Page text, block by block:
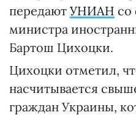
передают УНИАН со
министра
Бартош Цихоцки.
Цихоцки отметил,
насчитывается
граждан Украины,